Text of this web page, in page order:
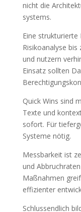
nicht die
systems.
Eine strukturierte
Risikoanalyse
und nutzern
Einsatz sollten
Quick Wins sind
Texte und
sofort. Für
Systeme nötig.
Messbarkeit ist
und
Maßnahmen
effizienter
Schlussendlich